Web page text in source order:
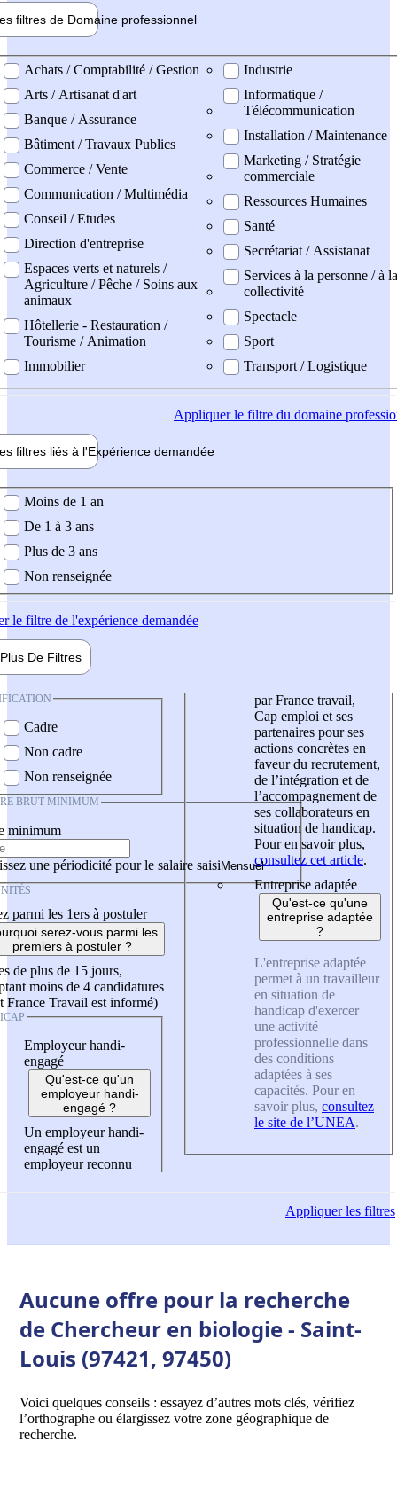
filtres de Domaine professionnel
professionel
Achats / Comptabilité / Gestion
Arts / Artisanat d'art
Banque / Assurance
Bâtiment / Travaux Publics
Commerce / Vente
Communication / Multimédia
Conseil / Etudes
Direction d'entreprise
Espaces verts et naturels /
Agriculture / Pêche / Soins aux
animaux
Hôtellerie - Restauration /
Tourisme / Animation
Immobilier
Industrie
Informatique /
Télécommunication
Installation / Maintenance
Marketing / Stratégie
commerciale
Ressources Humaines
Santé
Secrétariat / Assistanat
Services à la personne / à la
collectivité
Spectacle
Sport
Transport / Logistique
Appliquerle filtre du domaine
filtres liés à l'Expérience demandée
demandée
Moins de 1 an
De 1 à 3 ans
Plus de 3 ans
Non renseignée
le filtre de l'expérience demandée
Plus De Filtres
Cadre
Non cadre
Non renseignée
BRUT MINIMUM
minimum
une périodicité pour le salaire saisi
parmi les 1ers à postuler
serez-vous parmi les
premiers à postuler ?
de plus de 15 jours,
moins de 4 candidatures
France Travail est informé)
Employeur handi-
engagé
Qu'est-ce qu'un
employeur handi-
engagé ?
Un employeur handi-
engagé est un
employeur reconnu
par France travail,
Cap emploi et ses
partenaires pour ses
actions concrètes en
faveur du recrutement,
de l’intégration et de
l’accompagnement de
ses collaborateurs en
situation de handicap.
Pour en savoir plus,
consultez cet article.
Entreprise adaptée
Qu'est-ce qu'une
entreprise adaptée
?
L'entreprise adaptée
permet à un travailleur
en situation de
handicap d'exercer
une activité
professionnelle dans
des conditions
adaptées à ses
capacités. Pour en
savoir plus, consultez
le site de l’UNEA.
Appliquerles filtres
Aucune offre pour la recherche
de Chercheur en biologie - Saint-
Louis (97421, 97450)
Voici quelques conseils : essayez d’autres mots clés, vérifiez
l’orthographe ou élargissez votre zone géographique de
recherche.